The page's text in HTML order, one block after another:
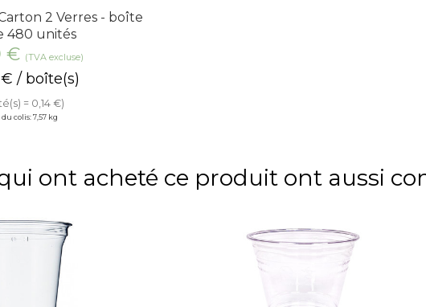
2 Verres - boîte
480 unités
€ (TVA excluse)
€ / boîte(s)
= 0,14 €)
du colis: 7,57 kg
ont acheté ce produit ont aussi